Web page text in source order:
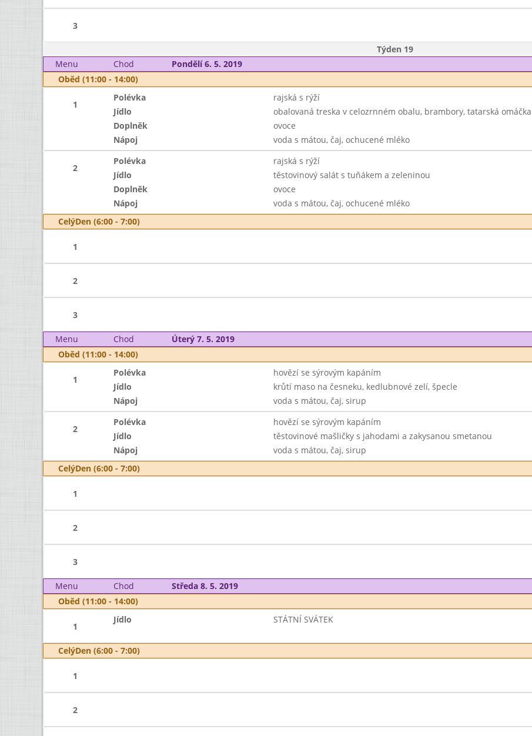
3
Týden 19
Menu
Chod Pondělí 6. 5. 2019
Oběd (11:00 - 14:00)
1
Polévka rajská s rýží
Jídlo
obalovaná treska v celozrnném obalu, brambory, tatarská omáčka
Doplněk
ovoce
Nápoj
voda s mátou, čaj, ochucené mléko
2
Polévka rajská s rýží
Jídlo
těstovinový salát s tuňákem a zeleninou
Doplněk
ovoce
Nápoj
voda s mátou, čaj, ochucené mléko
CelýDen (6:00 - 7:00)
1
2
3
Menu Chod Úterý 7. 5. 2019
Oběd (11:00 - 14:00)
1
Polévka hovězí se sýrovým kapáním
Jídlo
krůtí maso na česneku, kedlubnové zelí, špecle
Nápoj
voda s mátou, čaj, sirup
2
Polévka hovězí se sýrovým kapáním
Jídlo
těstovinové mašličky s jahodami a zakysanou smetanou
Nápoj
voda s mátou, čaj, sirup
CelýDen (6:00 - 7:00)
1
2
3
Menu Chod
Středa 8. 5. 2019
Oběd (11:00 - 14:00)
1
Jídlo STÁTNÍ SVÁTEK
CelýDen (6:00 - 7:00)
1
2